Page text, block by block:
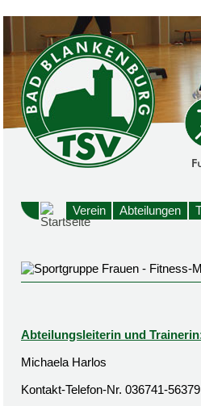
Verein Abteilungen
Abteilungsleiterin und
Michaela Harlos
Kontakt-Telefon-Nr. 036741-56379